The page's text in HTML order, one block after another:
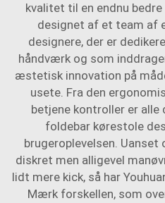
kvalitet til en endnu
designet af et team af
designere, der er
håndværk og som
æstetisk innovation på
usete. Fra den
betjene kontroller er alle
foldebar kørestole
brugeroplevelsen. Uanset
diskret men alligevel
lidt mere kick, så har
Mærk forskellen, som